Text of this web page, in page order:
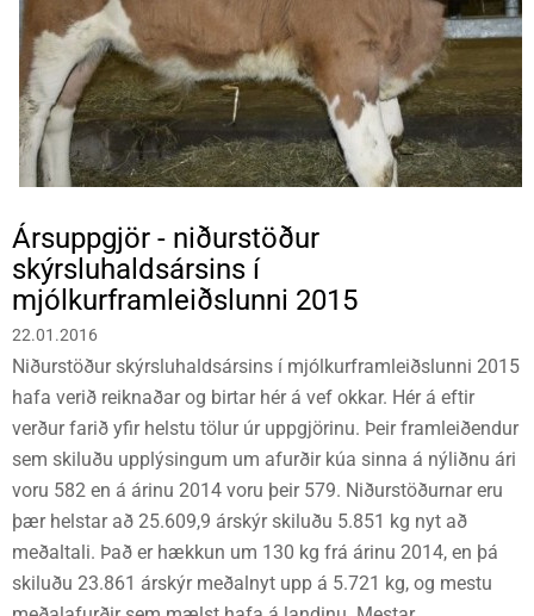
Ársuppgjör - niðurstöður
skýrsluhaldsársins í
mjólkurframleiðslunni 2015
22.01.2016
Niðurstöður skýrsluhaldsársins í mjólkurframleiðslunni 2015
hafa verið reiknaðar og birtar hér á vef okkar. Hér á eftir
verður farið yfir helstu tölur úr uppgjörinu. Þeir framleiðendur
sem skiluðu upplýsingum um afurðir kúa sinna á nýliðnu ári
voru 582 en á árinu 2014 voru þeir 579. Niðurstöðurnar eru
þær helstar að 25.609,9 árskýr skiluðu 5.851 kg nyt að
meðaltali. Það er hækkun um 130 kg frá árinu 2014, en þá
skiluðu 23.861 árskýr meðalnyt upp á 5.721 kg, og mestu